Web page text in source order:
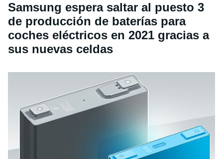
Samsung espera saltar al puesto 3
de producción de baterías para
coches eléctricos en 2021 gracias a
sus nuevas celdas